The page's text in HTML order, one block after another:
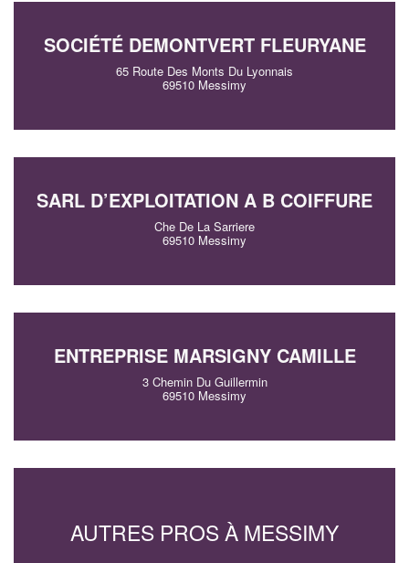
SOCIÉTÉ DEMONTVERT FLEURYANE
65 Route Des Monts Du Lyonnais
69510 Messimy
SARL D’EXPLOITATION A B COIFFURE
Che De La Sarriere
69510 Messimy
ENTREPRISE MARSIGNY CAMILLE
3 Chemin Du Guillermin
69510 Messimy
AUTRES PROS À MESSIMY